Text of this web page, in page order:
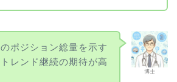
博士
ポジション総量を示す
レンド継続の期待が高